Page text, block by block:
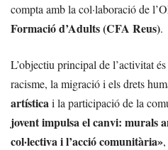
compta amb la col·laboració de
Formació d’Adults (CFA Reus).
L’objectiu principal de l’activitat
racisme, la migració i els drets
artísticai la participació de la
jovent impulsa el canvi: murals
col·lectiva i l’acció comunitària»